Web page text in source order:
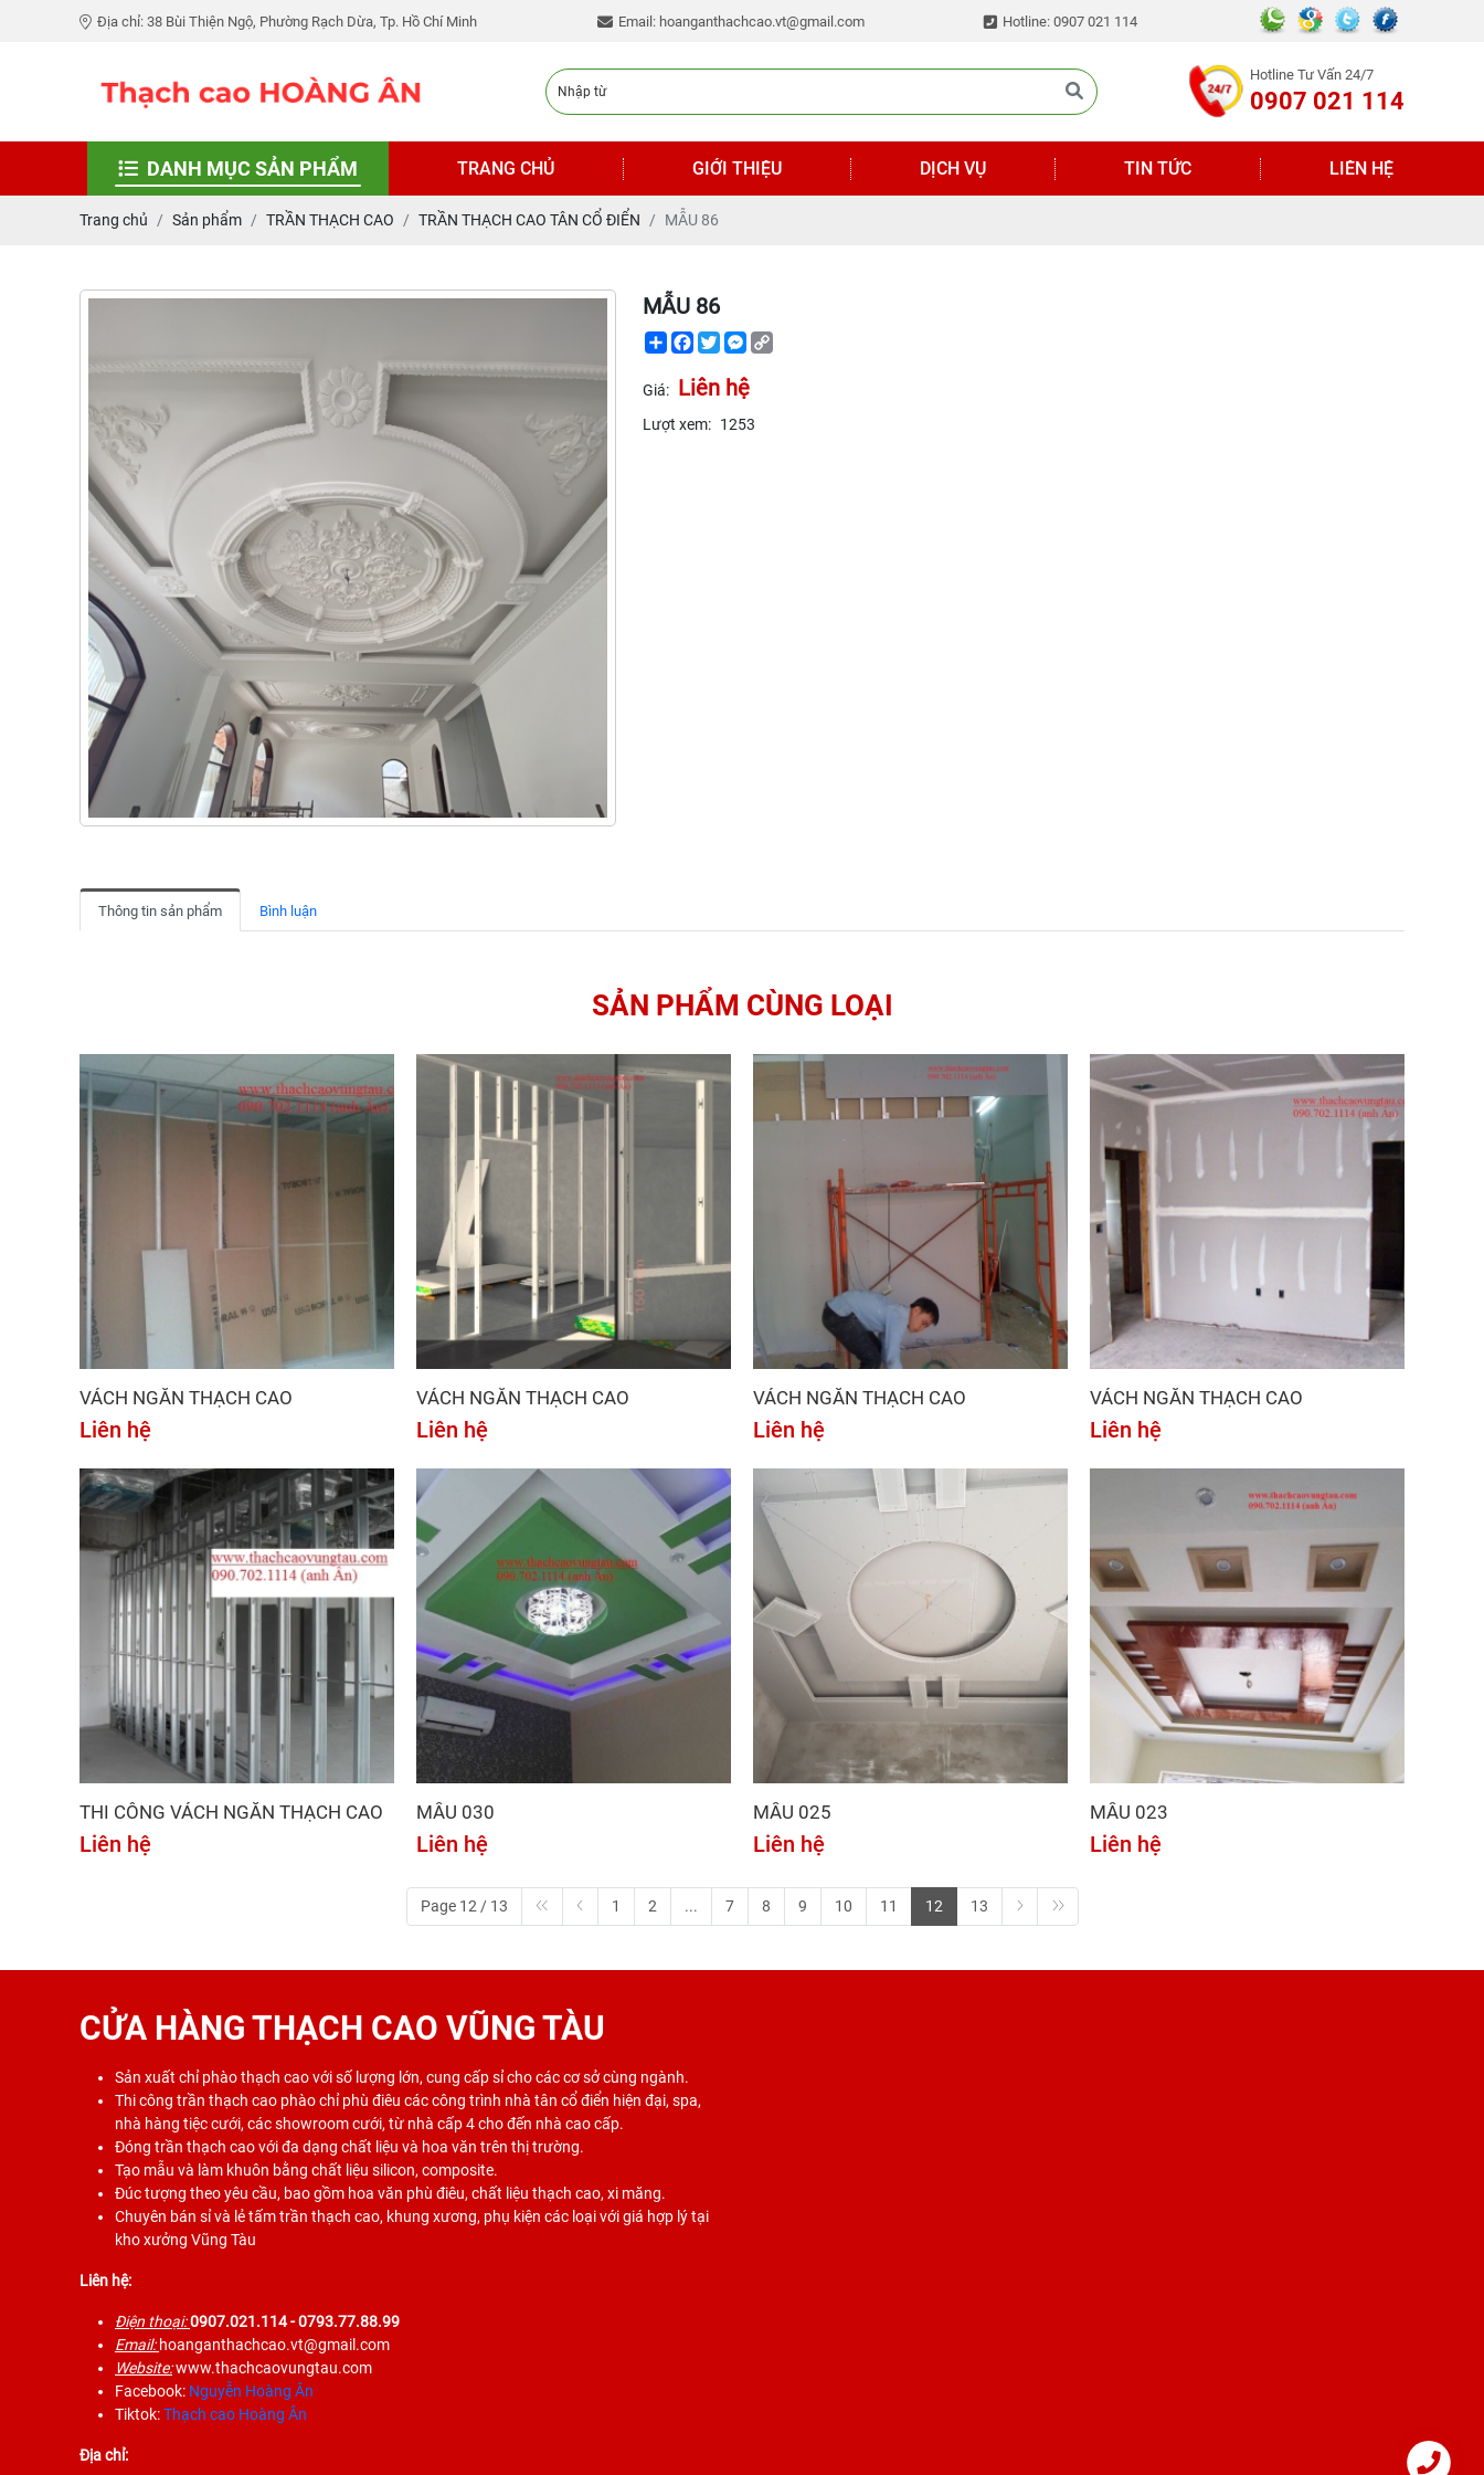
Địa chỉ: 38 Bùi Thiện Ngộ, Phường Rạch Dừa, Tp. Hồ Chí Minh Email: hoanganthachcao.vt@gmail.com Hotline: 0907 021 114
Hotline Tư Vấn 24/7
0907 021 114
DANH MỤC SẢN PHẨM TRANG CHỦ GIỚI THIỆU DỊCH VỤ TIN TỨC LIÊN HỆ
Trang chủ Sản phẩm TRẦN THẠCH CAO TRẦN THẠCH CAO TÂN CỔ ĐIỂN MẪU 86
MẪU 86
ShareFacebook
TwitterMessenger
Giá: Liên hệ
Lượt xem: 1253
Thông tin sản phẩm Bình luận
SẢN PHẨM CÙNG LOẠI
VÁCH NGĂN THẠCH CAO
Liên hệ
VÁCH NGĂN THẠCH CAO
Liên hệ
VÁCH NGĂN THẠCH CAO
Liên hệ
VÁCH NGĂN THẠCH CAO
Liên hệ
THI CÔNG VÁCH NGĂN THẠCH CAO
Liên hệ
MẪU 030
Liên hệ
MẪU 025
Liên hệ
MẪU 023
Liên hệ
Page 12 / 13 1 2 ... 7 8 9 10 11 12 13
CỬA HÀNG THẠCH CAO VŨNG TÀU
Sản xuất chỉ phào thạch cao với số lượng lớn, cung cấp sỉ cho các cơ sở cùng ngành.
Thi công trần thạch cao phào chỉ phù điêu các công trình nhà tân cổ điển hiện đại, spa,
nhà hàng tiệc cưới, các showroom cưới, từ nhà cấp 4 cho đến nhà cao cấp.
Đóng trần thạch cao với đa dạng chất liệu và hoa văn trên thị trường.
Tạo mẫu và làm khuôn bằng chất liệu silicon, composite.
Đúc tượng theo yêu cầu, bao gồm hoa văn phù điêu, chất liệu thạch cao, xi măng.
Chuyên bán sỉ và lẻ tấm trần thạch cao, khung xương, phụ kiện các loại với giá hợp lý tại
kho xưởng Vũng Tàu
Liên hệ:
Điện thoại:0907.021.114- 0793.77.88.99
Email: hoanganthachcao.vt@gmail.com
Website:www.thachcaovungtau.com
Facebook: Nguyễn Hoàng Ân
Tiktok:Thạch cao Hoàng Ân
Địa chỉ: